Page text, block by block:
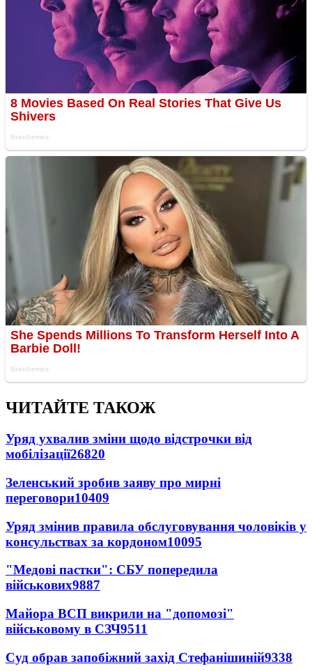
ЧИТАЙТЕ ТАКОЖ
Уряд ухвалив зміни щодо відстрочки від
мобілізації26820
Зеленський зробив заяву про мирні
переговори10409
Уряд змінив правила обслуговування чоловіків у
консульствах за кордоном10095
"Медові пастки": СБУ попередила
військових9887
Майора ВСП викрили на "допомозі"
військовому в СЗЧ9511
Суд обрав запобіжний захід Стефанішиній9338